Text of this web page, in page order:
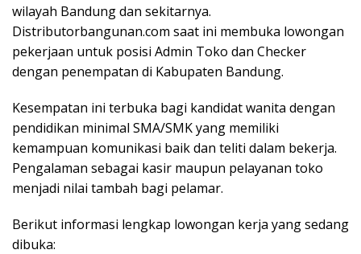
wilayah Bandung dan sekitarnya.
Distributorbangunan.com saat ini membuka lowongan
pekerjaan untuk posisi Admin Toko dan Checker
dengan penempatan di Kabupaten Bandung.
Kesempatan ini terbuka bagi kandidat wanita dengan
pendidikan minimal SMA/SMK yang memiliki
kemampuan komunikasi baik dan teliti dalam bekerja.
Pengalaman sebagai kasir maupun pelayanan toko
menjadi nilai tambah bagi pelamar.
Berikut informasi lengkap lowongan kerja yang sedang
dibuka: